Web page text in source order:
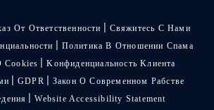
От Ответственности
Свяжитесь С Нами
Политика В Отношении Спама
Kонфиденциальность Kлиента
GDPR
Закон О Современном Рабстве
Website Accessibility Statement